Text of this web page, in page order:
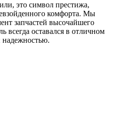
это символ престижа,
комфорта. Мы
запчастей высочайшего
всегда оставался в отличном
надежностью.